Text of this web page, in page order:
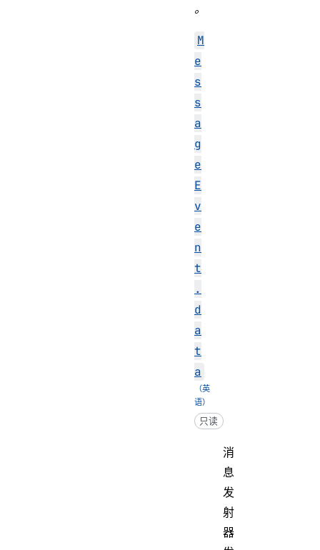
。
M
e
s
s
a
g
e
E
v
e
n
t
.
d
a
t
a
只读
消
息
发
射
器